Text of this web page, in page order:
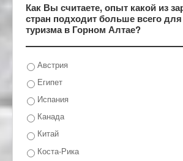
Как Вы считаете, опыт какой из
стран подходит больше всего для
туризма в Горном Алтае?
Австрия
Египет
Испания
Канада
Китай
Коста-Рика